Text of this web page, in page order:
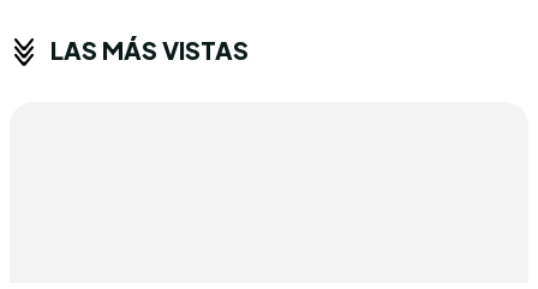
LAS MÁS VISTAS